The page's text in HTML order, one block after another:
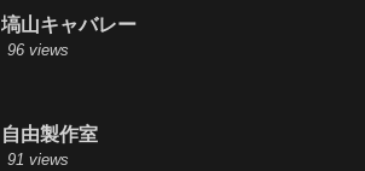
塙山キャバレー
96 views
自由製作室
91 views